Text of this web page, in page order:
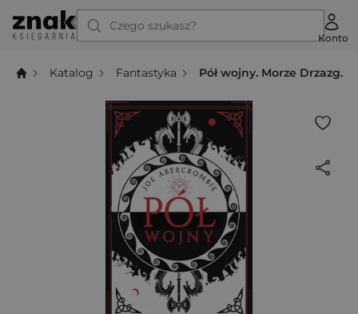
Czego szukasz?
Konto
Katalog Fantastyka Pół wojny. Morze Drzazg.